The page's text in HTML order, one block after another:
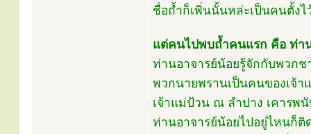
ชื่อถ้ำก็เพิ่นนั้นหล่ะเป็นคนตั้งไ
แต่คนไปพบถ้ำคนแรก คือ ท่า
ท่านอาจารย์น้อยรู้จักกับพวก
พวกนายพรานเป็นคนของเจ้
เจ้าแม่ป้วน ณ ลำปาง เคารพ
ท่านอาจารย์น้อยไปอยู่ไหนก็